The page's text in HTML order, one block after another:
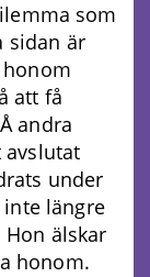
som
sidan är
honom
att få
andra
under
längre
älskar
honom.